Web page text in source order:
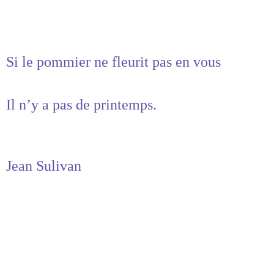
Si le pommier ne fleurit pas en vous
Il n’y a pas de printemps.
Jean Sulivan